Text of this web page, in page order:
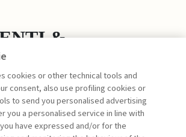
&
IMPRENDITORI E
LE ...
Stefano Caselli
cookies or other technical tools and
consent, also use profiling cookies or
to send you personalised advertising
you a personalised service in line with
have expressed and/or for the